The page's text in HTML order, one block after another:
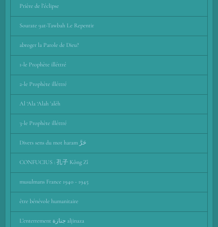
Prière de l’éclipse
Sourate 9at-Tawbah Le Repentir
abroger la Parole de Dieu?
1-le Prophète illéttré
2-le Prophète illéttré
Al ‘Ala ‘Alah 'alèh
3-le Prophète illéttré
Divers sens du mot haram حَرَّ
CONFUCIUS : 孔子 Kǒng Zǐ
musulmans France 1940 - 1945
être bénévole humanitaire
L’enterrement جنازة aljinaza